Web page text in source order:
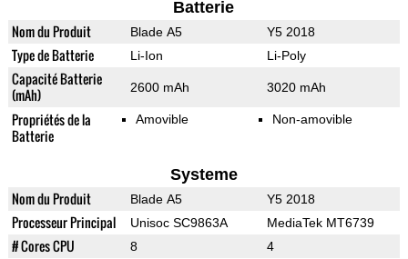
Batterie
Nom du Produit Blade A5 Y5 2018
Type de Batterie Li-Ion Li-Poly
Capacité Batterie
(mAh)
2600 mAh 3020 mAh
Propriétés de la
Batterie
Amovible Non-amovible
Systeme
Nom du Produit Blade A5 Y5 2018
Processeur Principal Unisoc SC9863A MediaTek MT6739
# Cores CPU 8 4